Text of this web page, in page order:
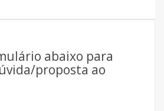
abaixo para
proposta ao